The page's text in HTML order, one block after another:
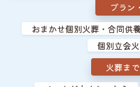
プラン
おまかせ個別火葬・合同供
個別立会
火葬ま